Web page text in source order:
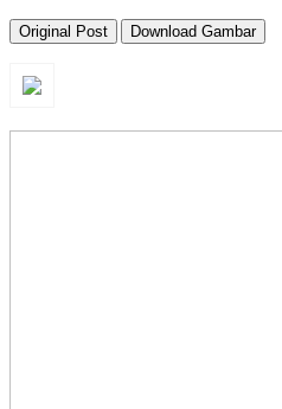
Original Post Download Gambar